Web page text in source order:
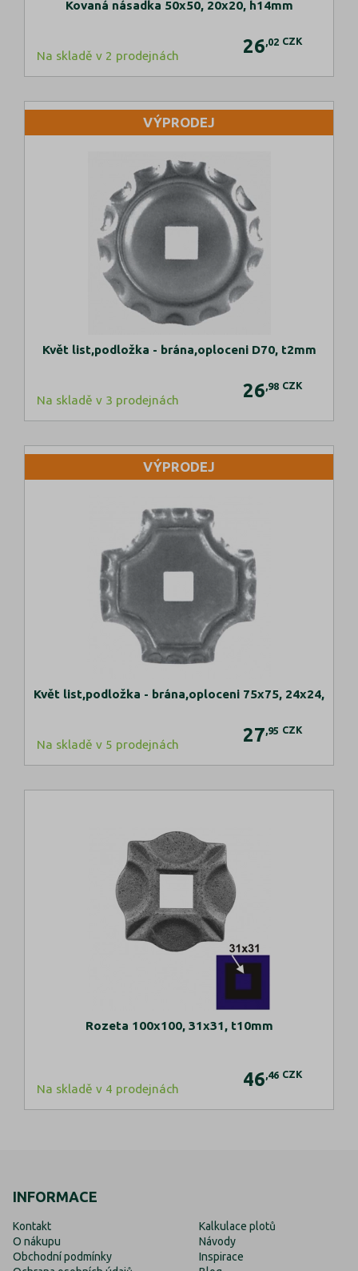
Kovaná násadka 50x50, 20x20, h14mm
Na skladě v 2 prodejnách 26 ,02 CZK
VÝPRODEJ
Květ list,podložka - brána,oploceni D70, t2mm
Na skladě v 3 prodejnách 26 ,98 CZK
VÝPRODEJ
Květ list,podložka - brána,oploceni 75x75, 24x24,
Na skladě v 5 prodejnách 27 ,95 CZK
Rozeta 100x100, 31x31, t10mm
Na skladě v 4 prodejnách 46 ,46 CZK
INFORMACE
Kontakt
O nákupu
Obchodní podmínky
Kalkulace plotů
Návody
Inspirace